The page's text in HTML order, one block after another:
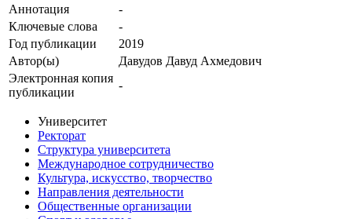
Аннотация
-
Ключевые cлова
-
Год публикации
2019
Автор(ы)
Давудов Давуд Ахмедович
Электронная копия
публикации
-
Университет
Ректорат
Структура университета
Международное сотрудничество
Культура, искусство, творчество
Направления деятельности
Общественные организации